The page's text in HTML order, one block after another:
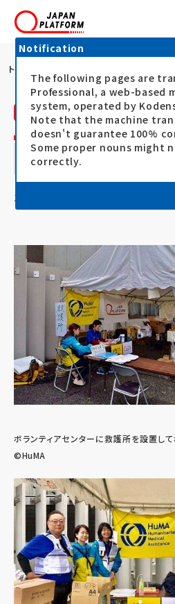
トップ
活動レポート 災害人道支援医療
HuMAが長野県の被災
中
19.10.28 令和元年台風被災者
ボランティアセンターに救護所を設置し
©HuMA
Notification
The following pages are
Professional, a web-based
system, operated by
Note that the machine
doesn't guarantee 100%
Some proper nouns might
correctly.